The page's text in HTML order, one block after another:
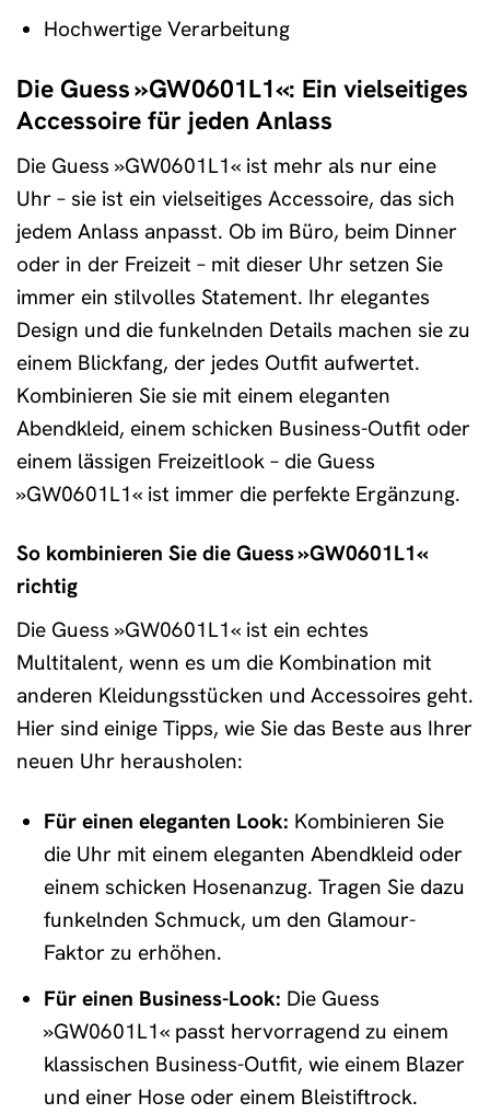
Hochwertige Verarbeitung
Die Guess »GW0601L1«: Ein vielseitiges
Accessoire für jeden Anlass
Die Guess »GW0601L1« ist mehr als nur eine
Uhr – sie ist ein vielseitiges Accessoire, das sich
jedem Anlass anpasst. Ob im Büro, beim Dinner
oder in der Freizeit – mit dieser Uhr setzen Sie
immer ein stilvolles Statement. Ihr elegantes
Design und die funkelnden Details machen sie zu
einem Blickfang, der jedes Outfit aufwertet.
Kombinieren Sie sie mit einem eleganten
Abendkleid, einem schicken Business-Outfit oder
einem lässigen Freizeitlook – die Guess
»GW0601L1« ist immer die perfekte Ergänzung.
So kombinieren Sie die Guess »GW0601L1«
richtig
Die Guess »GW0601L1« ist ein echtes
Multitalent, wenn es um die Kombination mit
anderen Kleidungsstücken und Accessoires geht.
Hier sind einige Tipps, wie Sie das Beste aus Ihrer
neuen Uhr herausholen:
Für einen eleganten Look: Kombinieren Sie
die Uhr mit einem eleganten Abendkleid oder
einem schicken Hosenanzug. Tragen Sie dazu
funkelnden Schmuck, um den Glamour-
Faktor zu erhöhen.
Für einen Business-Look: Die Guess
»GW0601L1« passt hervorragend zu einem
klassischen Business-Outfit, wie einem Blazer
und einer Hose oder einem Bleistiftrock.